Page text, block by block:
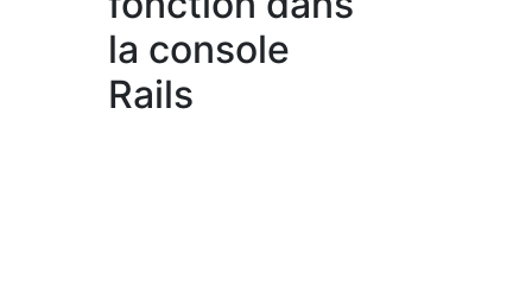
la console
Rails